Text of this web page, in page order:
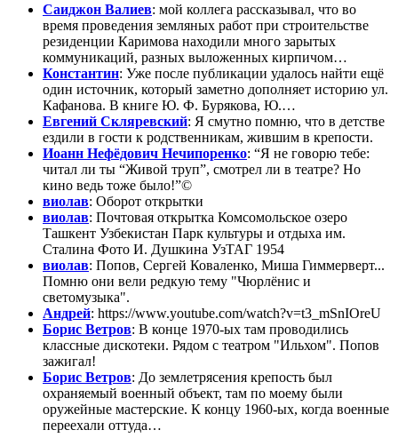
Саиджон Валиев: мой коллега рассказывал, что во
время проведения земляных работ при строительстве
резиденции Каримова находили много зарытых
коммуникаций, разных выложенных кирпичом…
Константин: Уже после публикации удалось найти ещё
один источник, который заметно дополняет историю ул.
Кафанова. В книге Ю. Ф. Бурякова, Ю.…
Евгений Скляревский: Я смутно помню, что в детстве
ездили в гости к родственникам, жившим в крепости.
Иоанн Нефёдович Нечипоренко: “Я не говорю тебе:
читал ли ты “Живой труп”, смотрел ли в театре? Но
кино ведь тоже было!”©
виолав: Оборот открытки
виолав: Почтовая открытка Комсомольское озеро
Ташкент Узбекистан Парк культуры и отдыха им.
Сталина Фото И. Душкина УзТАГ 1954
виолав: Попов, Сергей Коваленко, Миша Гиммерверт...
Помню они вели редкую тему "Чюрлёнис и
светомузыка".
Андрей: https://www.youtube.com/watch?v=t3_mSnIOreU
Борис Ветров: В конце 1970-ых там проводились
классные дискотеки. Рядом с театром "Ильхом". Попов
зажигал!
Борис Ветров: До землетрясения крепость был
охраняемый военный объект, там по моему были
оружейные мастерские. К концу 1960-ых, когда военные
переехали оттуда…